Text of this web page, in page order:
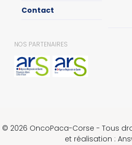
Contact
NOS PARTENAIRES
© 2026 OncoPaca-Corse - Tous
et réalisation :